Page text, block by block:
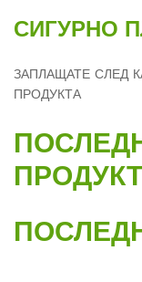
СИГУРНО
ЗАПЛАЩАТЕ СЛЕД
ПРОДУКТА